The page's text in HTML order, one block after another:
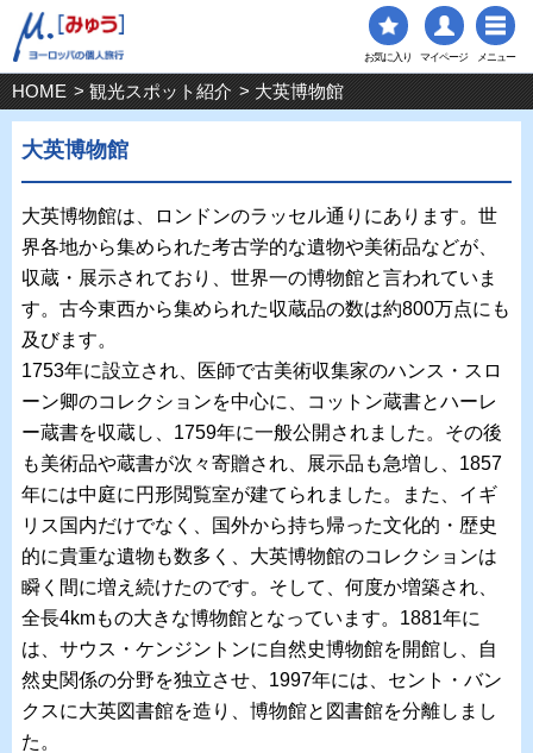
お気に入り マイページ メニュー
HOME >観光スポット紹介 > 大英博物館
大英博物館
大英博物館は、ロンドンのラッセル通りにあります。世
界各地から集められた考古学的な遺物や美術品などが、
収蔵・展示されており、世界一の博物館と言われていま
す。古今東西から集められた収蔵品の数は約800万点にも
及びます。
1753年に設立され、医師で古美術収集家のハンス・スロ
ーン卿のコレクションを中心に、コットン蔵書とハーレ
ー蔵書を収蔵し、1759年に一般公開されました。その後
も美術品や蔵書が次々寄贈され、展示品も急増し、1857
年には中庭に円形閲覧室が建てられました。また、イギ
リス国内だけでなく、国外から持ち帰った文化的・歴史
的に貴重な遺物も数多く、大英博物館のコレクションは
瞬く間に増え続けたのです。そして、何度か増築され、
全長4kmもの大きな博物館となっています。1881年に
は、サウス・ケンジントンに自然史博物館を開館し、自
然史関係の分野を独立させ、1997年には、セント・バン
クスに大英図書館を造り、博物館と図書館を分離しまし
た。